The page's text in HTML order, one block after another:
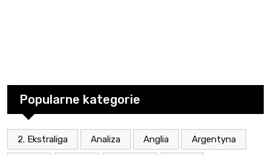
Popularne kategorie
2. Ekstraliga Analiza Anglia Argentyna